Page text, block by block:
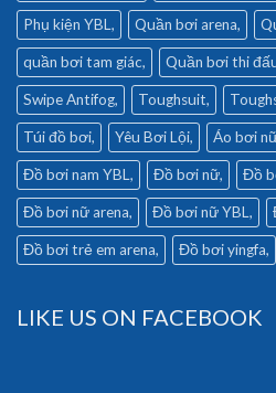
Phụ kiện YBL Quần bơi arena
quần bơi tam giác Quần bơi thi
Swipe Antifog Toughsuit
Túi đồ bơi Yêu Bơi Lội Áo bơi
Đồ bơi nam YBL Đồ bơi nữ Đồ
Đồ bơi nữ arena Đồ bơi nữ YBL
Đồ bơi trẻ em arena Đồ bơi yingfa
LIKE US ON FACEBOOK